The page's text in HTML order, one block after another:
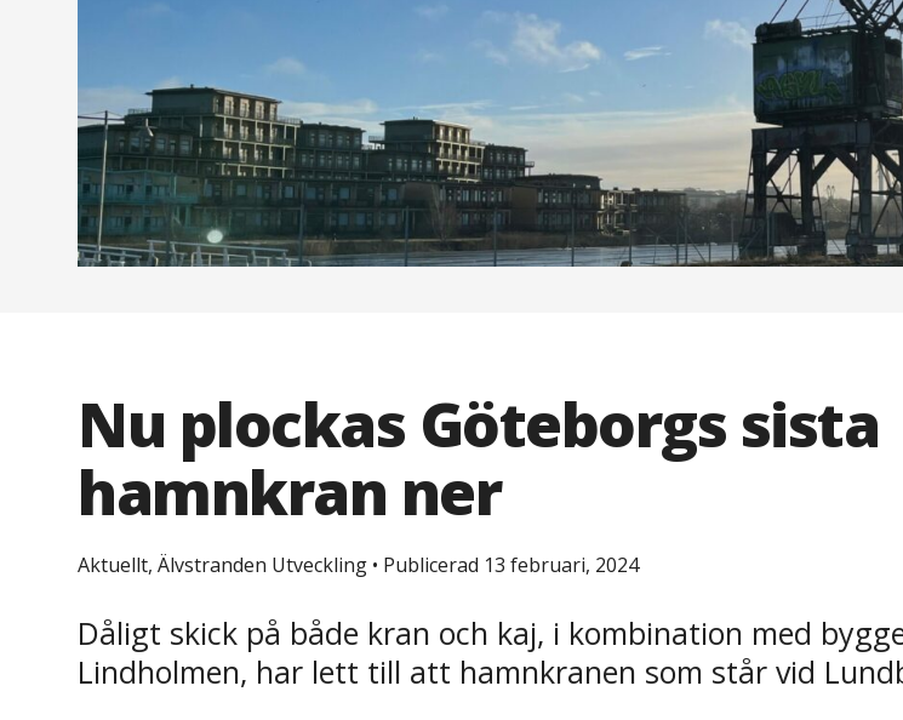
Nu plockas Göteborgs sista
hamnkran ner
Aktuellt, Älvstranden Utveckling • Publicerad 13 februari, 2024
Dåligt skick på både kran och kaj, i kombination med
Lindholmen, har lett till att hamnkranen som står vid